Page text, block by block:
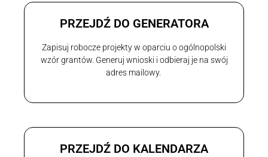
PRZEJDŹ DO GENERATORA
Zapisuj robocze projekty w oparciu o ogólnopolski
wzór grantów. Generuj wnioski i odbieraj je na swój
adres mailowy.
PRZEJDŹ DO KALENDARZA